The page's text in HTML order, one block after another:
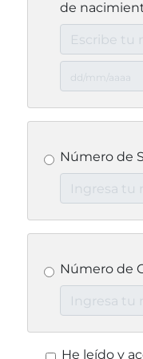
de
Número de
Número de
He leído y